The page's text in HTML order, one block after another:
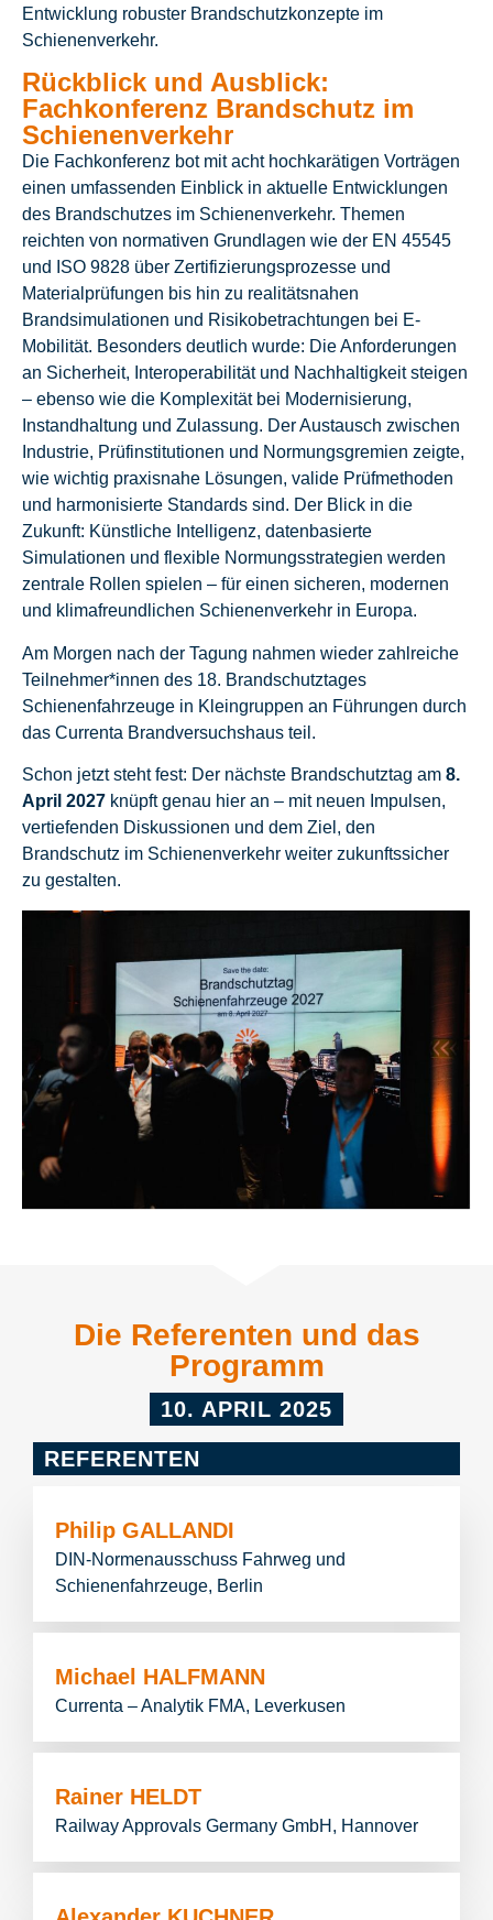
Entwicklung robuster Brandschutzkonzepte im
Schienenverkehr.
Rückblick und Ausblick:
Fachkonferenz Brandschutz im
Schienenverkehr
Die Fachkonferenz bot mit acht hochkarätigen Vorträgen
einen umfassenden Einblick in aktuelle Entwicklungen
des Brandschutzes im Schienenverkehr. Themen
reichten von normativen Grundlagen wie der EN 45545
und ISO 9828 über Zertifizierungsprozesse und
Materialprüfungen bis hin zu realitätsnahen
Brandsimulationen und Risikobetrachtungen bei E-
Mobilität. Besonders deutlich wurde: Die Anforderungen
an Sicherheit, Interoperabilität und Nachhaltigkeit steigen
– ebenso wie die Komplexität bei Modernisierung,
Instandhaltung und Zulassung. Der Austausch zwischen
Industrie, Prüfinstitutionen und Normungsgremien zeigte,
wie wichtig praxisnahe Lösungen, valide Prüfmethoden
und harmonisierte Standards sind. Der Blick in die
Zukunft: Künstliche Intelligenz, datenbasierte
Simulationen und flexible Normungsstrategien werden
zentrale Rollen spielen – für einen sicheren, modernen
und klimafreundlichen Schienenverkehr in Europa.
Am Morgen nach der Tagung nahmen wieder zahlreiche
Teilnehmer*innen des 18. Brandschutztages
Schienenfahrzeuge in Kleingruppen an Führungen durch
das Currenta Brandversuchshaus teil.
Schon jetzt steht fest: Der nächste Brandschutztag am 8.
April 2027 knüpft genau hier an – mit neuen Impulsen,
vertiefenden Diskussionen und dem Ziel, den
Brandschutz im Schienenverkehr weiter zukunftssicher
zu gestalten.
Die Referenten und das
Programm
10. APRIL 2025
REFERENTEN
Philip GALLANDI
DIN-Normenausschuss Fahrweg und
Schienenfahrzeuge, Berlin
Michael HALFMANN
Currenta – Analytik FMA, Leverkusen
Rainer HELDT
Railway Approvals Germany GmbH, Hannover